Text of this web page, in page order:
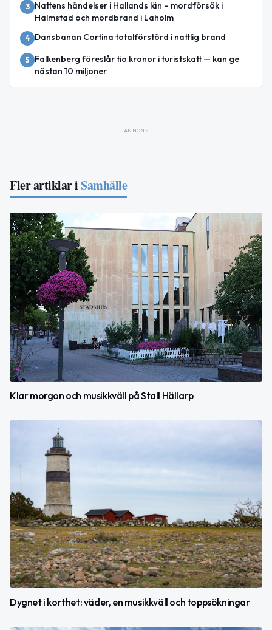
3
Nattens händelser i Hallands län – mordförsök i
Halmstad och mordbrand i Laholm
4 Dansbanan Cortina totalförstörd i nattlig brand
5
Falkenberg föreslår tio kronor i turistskatt — kan ge
nästan 10 miljoner
ANNONS
Fler artiklar iSamhälle
Klar morgon och musikkväll på Stall Hällarp
Dygnet i korthet: väder, en musikkväll och toppsökningar